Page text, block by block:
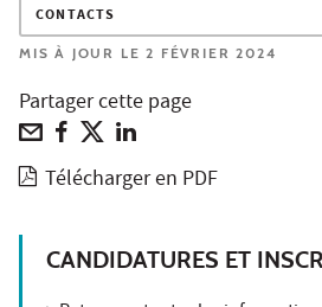
CONTACTS
MIS À JOUR LE 2 FÉVRIER 2024
Partager cette page
Télécharger en PDF
CANDIDATURES ET